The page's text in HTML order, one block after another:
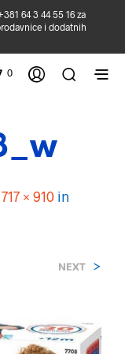
64 3 44 55 16 za
i dodatnih
0
717 × 910in
NEXT >